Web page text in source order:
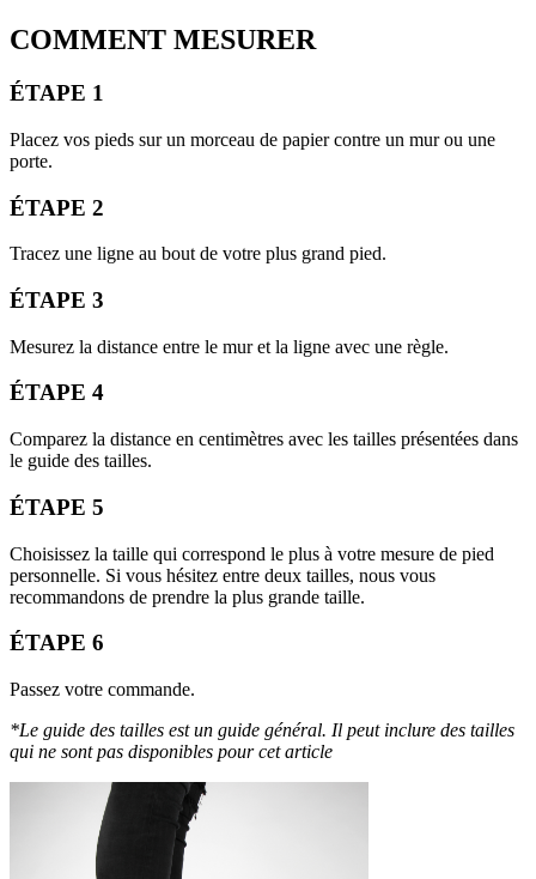
COMMENT MESURER
ÉTAPE 1
Placez vos pieds sur un morceau de papier contre un mur ou une
porte.
ÉTAPE 2
Tracez une ligne au bout de votre plus grand pied.
ÉTAPE 3
Mesurez la distance entre le mur et la ligne avec une règle.
ÉTAPE 4
Comparez la distance en centimètres avec les tailles présentées dans
le guide des tailles.
ÉTAPE 5
Choisissez la taille qui correspond le plus à votre mesure de pied
personnelle. Si vous hésitez entre deux tailles, nous vous
recommandons de prendre la plus grande taille.
ÉTAPE 6
Passez votre commande.
*Le guide des tailles est un guide général. Il peut inclure des tailles
qui ne sont pas disponibles pour cet article